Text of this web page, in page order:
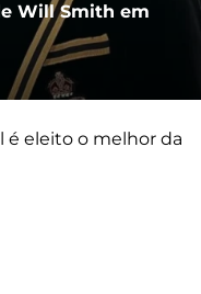
Will Smith em